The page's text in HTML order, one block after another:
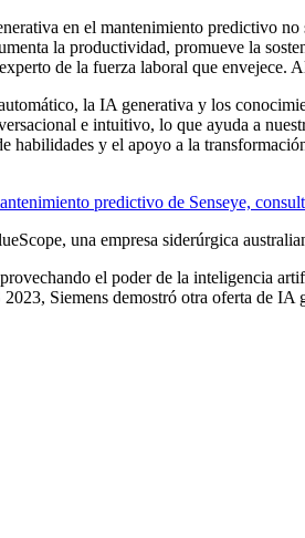
en el mantenimiento predictivo
la productividad, promueve la
de la fuerza laboral que envejece.
la IA generativa y los
e intuitivo, lo que ayuda a
habilidades y el apoyo a la
predictivo de Senseye,
una empresa siderúrgica
el poder de la inteligencia
Siemens demostró otra oferta de IA